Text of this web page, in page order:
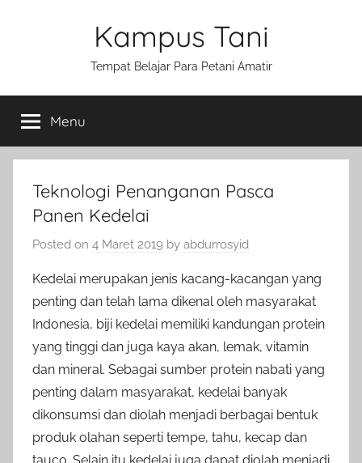
Kampus Tani
Tempat Belajar Para Petani Amatir
Menu
Teknologi Penanganan Pasca
Panen Kedelai
Posted on 4 Maret 2019 by abdurrosyid
Kedelai merupakan jenis kacang-kacangan yang
penting dan telah lama dikenal oleh masyarakat
Indonesia, biji kedelai memiliki kandungan protein
yang tinggi dan juga kaya akan, lemak, vitamin
dan mineral. Sebagai sumber protein nabati yang
penting dalam masyarakat, kedelai banyak
dikonsumsi dan diolah menjadi berbagai bentuk
produk olahan seperti tempe, tahu, kecap dan
tauco. Selain itu kedelai juga dapat diolah menjadi